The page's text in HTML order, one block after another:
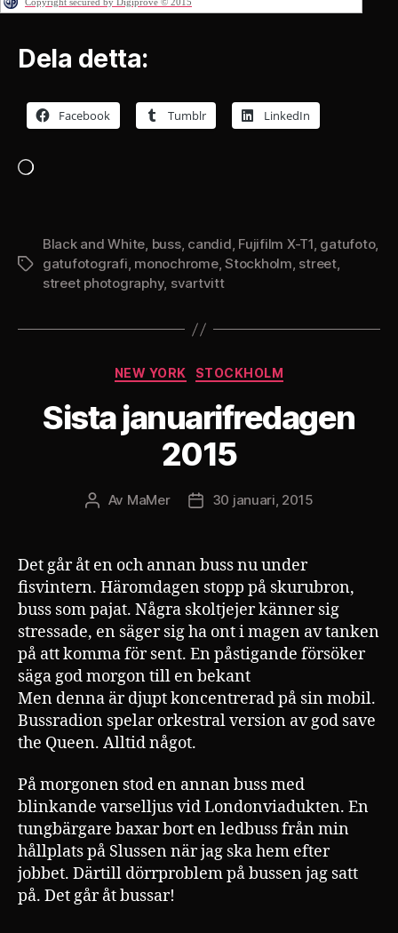
Dela detta:
Facebook Tumblr LinkedIn
Etiketter
Black and White, buss, candid, Fujifilm X-T1, gatufoto,
gatufotografi, monochrome,Stockholm, street,
street photography, svartvitt
Kategorier
NEW YORK STOCKHOLM
Sista januarifredagen
2015
Inläggsförfattare
Av MaMer Inläggsdatum
30 januari, 2015
Det går åt en och annan buss nu under
fisvintern. Häromdagen stopp på skurubron,
buss som pajat. Några skoltjejer känner sig
stressade, en säger sig ha ont i magen av tanken
på att komma för sent. En påstigande försöker
säga god morgon till en bekant
Men denna är djupt koncentrerad på sin mobil.
Bussradion spelar orkestral version av god save
the Queen. Alltid något.
På morgonen stod en annan buss med
blinkande varselljus vid Londonviadukten. En
tungbärgare baxar bort en ledbuss från min
hållplats på Slussen när jag ska hem efter
jobbet. Därtill dörrproblem på bussen jag satt
på. Det går åt bussar!